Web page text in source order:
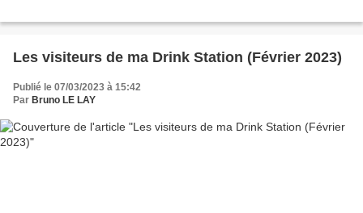
Les visiteurs de ma Drink Station (Février 2023)
Publié le 07/03/2023 à 15:42
Par Bruno LE LAY